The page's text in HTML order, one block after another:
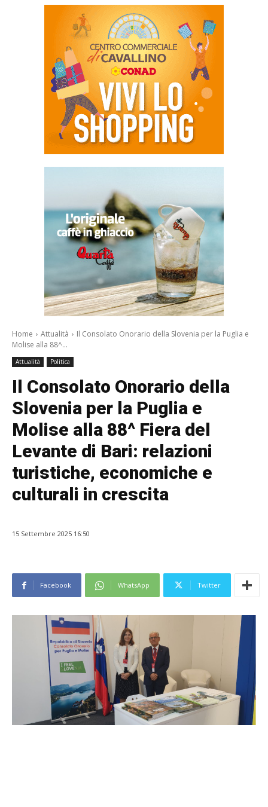
Home Attualità
Il Consolato Onorario della Slovenia per la Puglia e
Molise alla 88^...
Attualità Politica
Il Consolato Onorario della
Slovenia per la Puglia e
Molise alla 88^ Fiera del
Levante di Bari: relazioni
turistiche, economiche e
culturali in crescita
15 Settembre 2025 16:50
Facebook WhatsApp Twitter